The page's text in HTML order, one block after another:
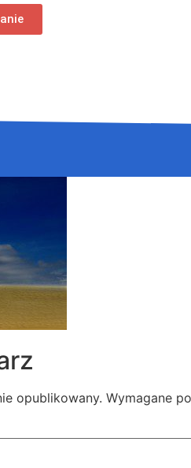
opublikowany. Wymagane